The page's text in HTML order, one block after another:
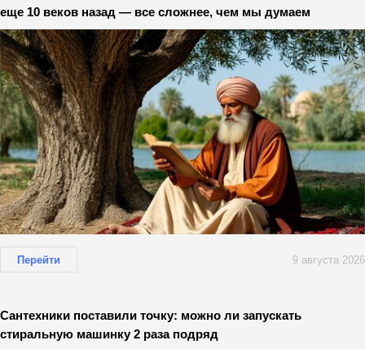
еще 10 веков назад — все сложнее, чем мы думаем
Перейти 9 августа 2026
Сантехники поставили точку: можно ли запускать
стиральную машинку 2 раза подряд